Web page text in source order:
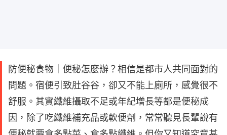
防便秘食物｜便秘怎麼辦？相信是都市人共同面對的
問題。宿便引致肚谷谷，卻又不能上廁所，感覺很不
舒服。其實纖維攝取不足或年紀增長等都是便秘成
因，除了吃纖維補充品或軟便劑，常常聽見長輩說有